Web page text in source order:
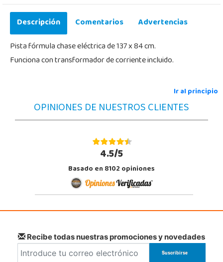
Descripción Comentarios
Advertencias
Pista fórmula chase eléctrica de 137 x 84 cm.
Funciona con transformador de corriente incluido.
Ir al principio
OPINIONES DE NUESTROS CLIENTES
4.5/5
Basado en 8102 opiniones
Recibe todas nuestras promociones y novedades